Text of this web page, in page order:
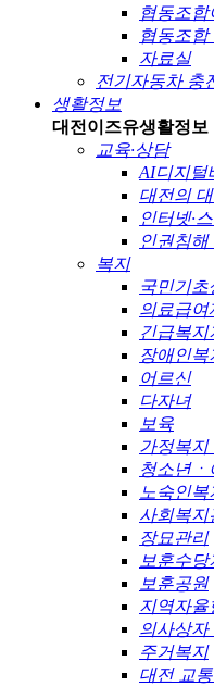
협동조합
협동조
자료실
전기자동차 충
생활정보
대전이즈유생활정보
교육·상담
AI디지털
대전의
인터넷·
인권침해
복지
국민기초
의료급여
긴급복지
장애인복
어르신
다자녀
보육
가정복지
청소년ㆍ
노숙인복
사회복지
장묘관리
보훈수당
보훈공원
지역자율
의사상자
주거복지
대전 교